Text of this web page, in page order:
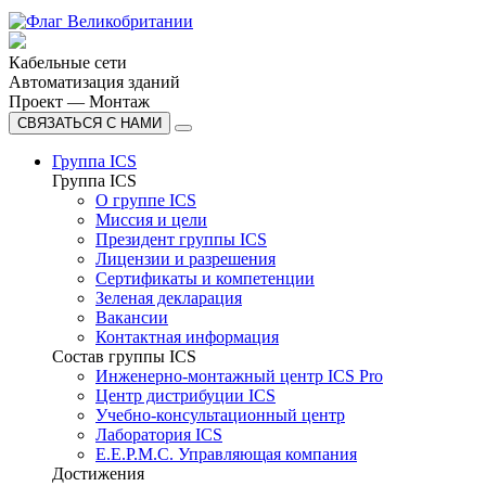
Кабельные сети
Автоматизация зданий
Проект — Монтаж
СВЯЗАТЬСЯ С НАМИ
Группа ICS
Группа ICS
О группе ICS
Миссия и цели
Президент группы ICS
Лицензии и разрешения
Сертификаты и компетенции
Зеленая декларация
Вакансии
Контактная информация
Состав группы ICS
Инженерно-монтажный центр ICS Pro
Центр дистрибуции ICS
Учебно-консультационный центр
Лаборатория ICS
E.E.P.M.C. Управляющая компания
Достижения